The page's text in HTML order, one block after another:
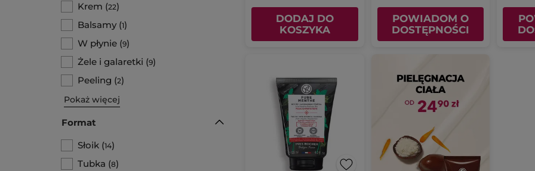
Krem (22)
Balsamy (1)
W płynie (9)
Żele i galaretki (9)
Peeling (2)
Pokaż więcej
Format
Słoik (14)
Tubka (8)
DODAJ DO
KOSZYKA
POWIADOM O
DOSTĘPNOŚCI